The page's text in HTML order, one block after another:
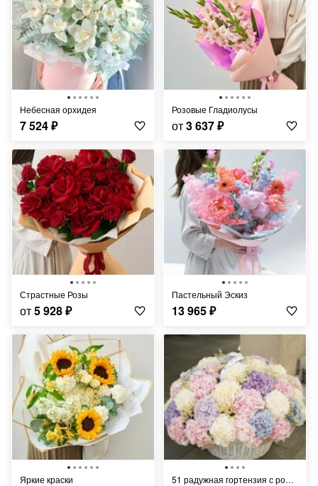
Небесная орхидея
7 524₽
Розовые Гладиолусы
от3 637₽
Страстные Розы
от5 928₽
Пастельный Эскиз
13 965₽
Яркие краски 51 радужная гортензия с ромашками